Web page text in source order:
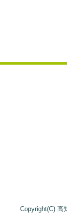
Copyright(C) 高